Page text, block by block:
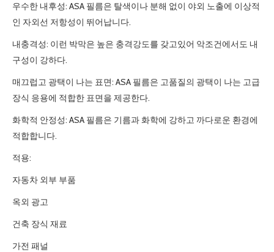
우수한 내후성: ASA 필름은 탈색이나 분해 없이 야외 노출에 이상적
인 자외선 저항성이 뛰어납니다.
내충격성: 이런 박막은 높은 충격강도를 갖고있어 악조건에서도 내
구성이 강하다.
매끄럽고 광택이 나는 표면: ASA 필름은 고품질의 광택이 나는 고급
장식 응용에 적합한 표면을 제공한다.
화학적 안정성: ASA 필름은 기름과 화학에 강하고 까다로운 환경에
적합합니다.
적용:
자동차 외부 부품
옥외 광고
건축 장식 재료
가전 패널